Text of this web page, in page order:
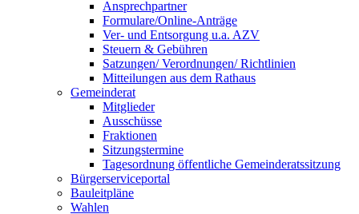
Ansprechpartner
Formulare/Online-Anträge
Ver- und Entsorgung u.a. AZV
Steuern & Gebühren
Satzungen/ Verordnungen/ Richtlinien
Mitteilungen aus dem Rathaus
Gemeinderat
Mitglieder
Ausschüsse
Fraktionen
Sitzungstermine
Tagesordnung öffentliche Gemeinderatssitzung
Bürgerserviceportal
Bauleitpläne
Wahlen